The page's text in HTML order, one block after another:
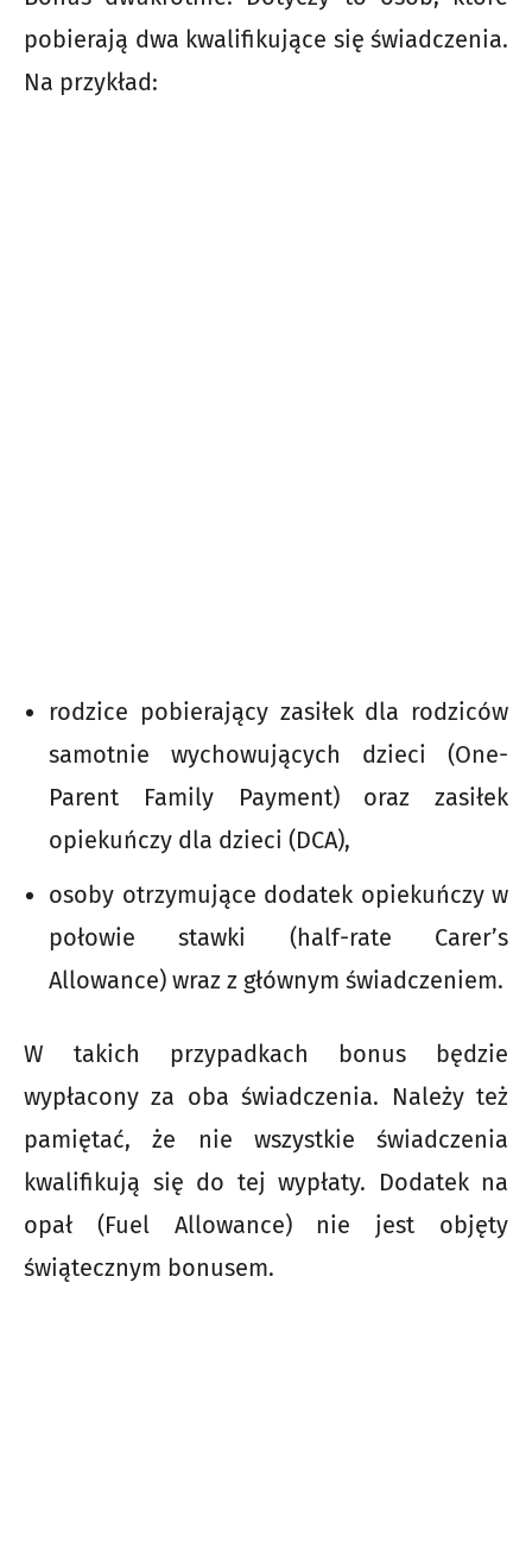
pobierają dwa kwalifikujące się świadczenia.
Na przykład:
rodzice pobierający zasiłek dla rodziców
samotnie wychowujących dzieci (One-
Parent Family Payment) oraz zasiłek
opiekuńczy dla dzieci (DCA),
osoby otrzymujące dodatek opiekuńczy w
połowie stawki (half-rate Carer’s
Allowance) wraz z głównym świadczeniem.
W takich przypadkach bonus będzie
wypłacony za oba świadczenia. Należy też
pamiętać, że nie wszystkie świadczenia
kwalifikują się do tej wypłaty. Dodatek na
opał (Fuel Allowance) nie jest objęty
świątecznym bonusem.